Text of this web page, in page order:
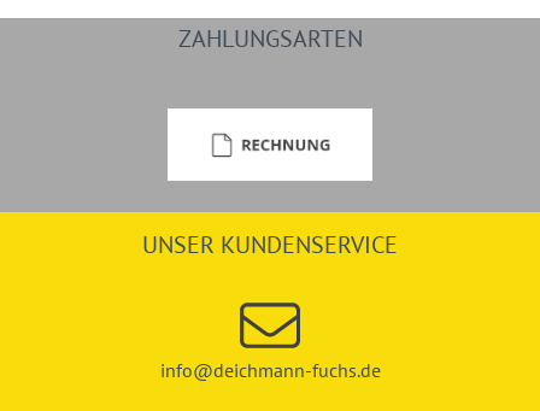
ZAHLUNGSARTEN
UNSER KUNDENSERVICE
info@deichmann-fuchs.de